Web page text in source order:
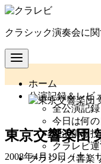
コ
テ
ン
ツ
移
クラシック演奏会に
ホーム
公演記録＆レビ
全公演記録
今日は何
公演情報
クラレビ
クラシック音楽
東京交響楽団
2008年4月19日（土